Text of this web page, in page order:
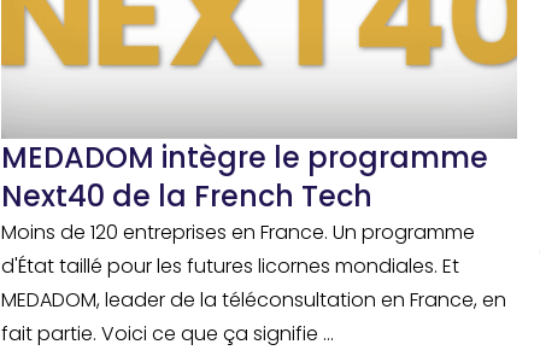
MEDADOM intègre le programme
Next40 de la French Tech
Moins de 120 entreprises en France. Un programme
d'État taillé pour les futures licornes mondiales. Et
MEDADOM, leader de la téléconsultation en France, en
fait partie. Voici ce que ça signifie ...